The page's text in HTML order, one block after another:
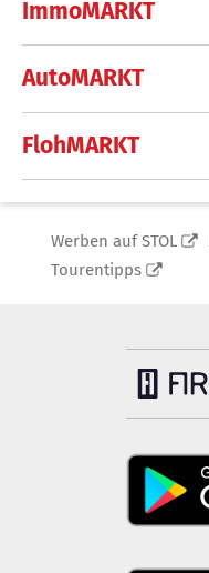
ImmoMARKT
AutoMARKT
FlohMARKT
Werben auf STOL
Tourentipps